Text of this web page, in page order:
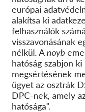
európai
alakítsa ki
felhasználók
visszavonásának
nélkül. Anoyb
hatóság szabjon
megsértésének
ügyet az osztrák
DPC-nek, amely
hatósága".